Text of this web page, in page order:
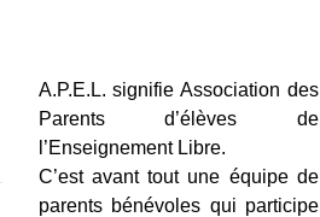
A.P.E.L. signifie Association des
Parents d’élèves de
l’Enseignement Libre.
C’est avant tout une équipe de
parents bénévoles qui participe